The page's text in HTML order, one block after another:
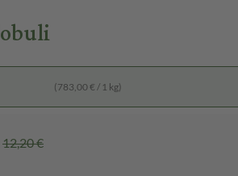
(783,00 € / 1 kg)
12,20 €